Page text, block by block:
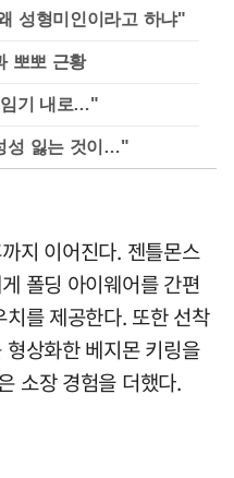
성형미인이라고 하냐"
뽀뽀 근황
임기 내로…"
성 잃는 것이…"
지 이어진다. 젠틀몬스
폴딩 아이웨어를 간편
를 제공한다. 또한 선착
상화한 베지몬 키링을
소장 경험을 더했다.